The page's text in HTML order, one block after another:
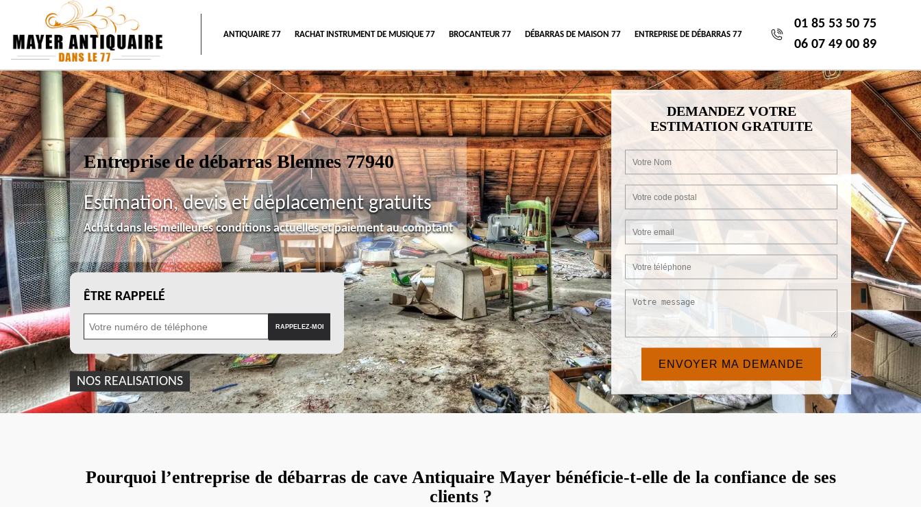
ANTIQUAIRE 77 RACHAT INSTRUMENT DE MUSIQUE 77 BROCANTEUR 77 DÉBARRAS DE MAISON 77 ENTREPRISE DE DÉBARRAS 77
01 85 53 50 75
06 07 49 00 89
Entreprise de débarras Blennes 77940
Estimation, devis et déplacement gratuits
Achat dans les meilleures conditions actuelles et paiement au comptant
ÊTRE RAPPELÉ
NOS REALISATIONS
DEMANDEZ VOTRE
ESTIMATION GRATUITE
Pourquoi l’entreprise de débarras de cave Antiquaire Mayer bénéficie-t-elle de la confiance de ses
clients ?